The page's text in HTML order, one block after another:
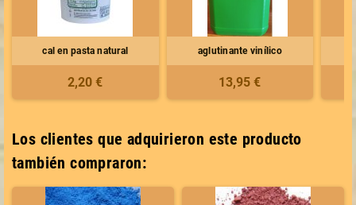
cal en pasta natural
2,20 €
aglutinante vinílico
13,95 €
Los clientes que adquirieron este producto
también compraron: